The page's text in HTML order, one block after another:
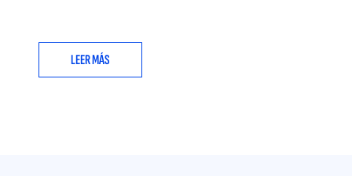
Bibliografía
LEER MÁS